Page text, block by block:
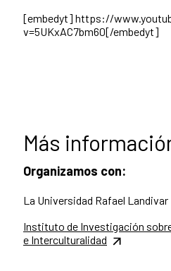
[embedyt] https://
v=5UKxAC7bm60[/embedyt]
Más
Organizamos con:
La Universidad Rafael Landivar
Instituto de Investigación
e Interculturalidad